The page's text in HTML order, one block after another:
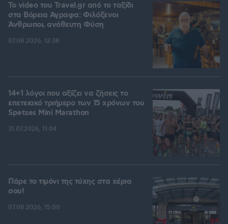
To video του Travel.gr από το ταξίδι
στα Βόρεια Άγραφα: Φιλόξενοι
Άνθρωποι, ανόθευτη Φύση
07.08.2026, 12:38
14+1 λόγοι που αξίζει να ζήσεις το
επετειακό τριήμερο των 15 χρόνων του
Spetses Mini Marathon
31.07.2026, 11:04
Πάρε το τιμόνι της τύχης στα χέρια
σου!
07.08.2026, 15:00